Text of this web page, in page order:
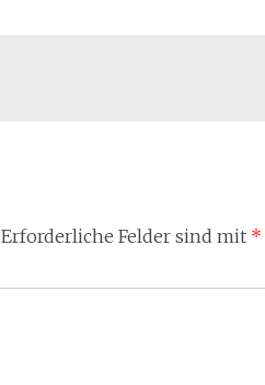
Erforderliche Felder sind mit *